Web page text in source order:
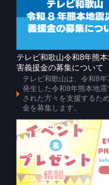
テレビ和歌山令和8年熊本
害義援金の募集について
テレビ和歌山は、令和8年
発生した令和8年熊本地震
された方々を支援するた
金を募集します。